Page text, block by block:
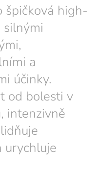
špičková high-
a
účinky.
od bolesti v
intenzivně
urychluje